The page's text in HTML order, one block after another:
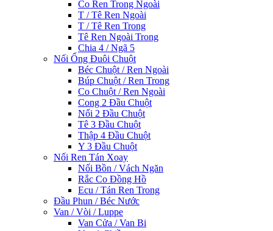
Co Ren Trong Ngoài
T / Tê Ren Ngoài
T / Tê Ren Trong
Tê Ren Ngoài Trong
Chia 4 / Ngã 5
Nối Ống Đuôi Chuột
Béc Chuột / Ren Ngoài
Búp Chuột / Ren Trong
Co Chuột / Ren Ngoài
Cong 2 Đầu Chuột
Nối 2 Đầu Chuột
Tê 3 Đầu Chuột
Thập 4 Đầu Chuột
Y 3 Đầu Chuột
Nối Ren Tán Xoay
Nối Bồn / Vách Ngăn
Rắc Co Đồng Hồ
Ecu / Tán Ren Trong
Đầu Phun / Béc Nước
Van / Vòi / Luppe
Van Cửa / Van Bi